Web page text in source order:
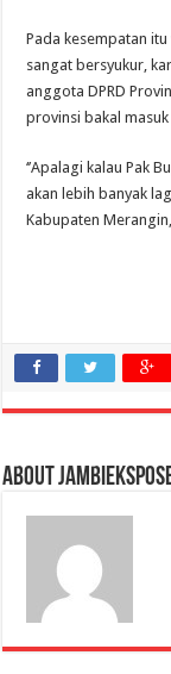
Pada kesempatan
sangat bersyukur,
anggota DPRD
provinsi bakal
‘’Apalagi kalau Pak
akan lebih banyak
Kabupaten
About